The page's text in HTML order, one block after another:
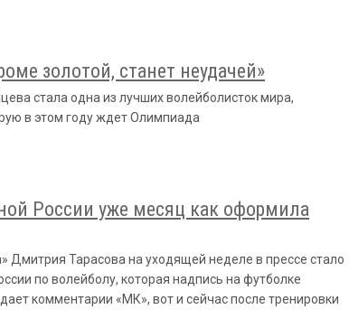
золотой, станет неудачей»
стала одна из лучших волейболисток мира,
в этом году ждет Олимпиада
России уже месяц как оформила
Дмитрия Тарасова на уходящей неделе в прессе стало
по волейболу, которая надпись на футболке
комментарии «МК», вот и сейчас после тренировки